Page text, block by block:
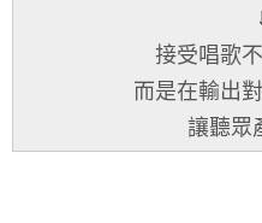
接受唱歌
而是在輸出
讓聽眾